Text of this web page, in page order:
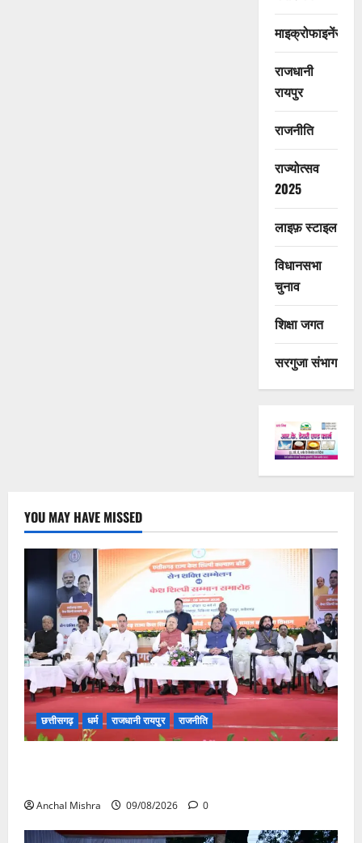
माइक्रोफाइनेंस
राजधानी
रायपुर
राजनीति
राज्योत्सव
2025
लाइफ़ स्टाइल
विधानसभा
चुनाव
शिक्षा जगत
सरगुजा संभाग
YOU MAY HAVE MISSED
छत्तीसगढ़ धर्म राजधानी रायपुर राजनीति
Anchal Mishra 09/08/2026 0